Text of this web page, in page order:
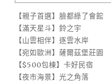
【親子首選】臉都綠了會館
【滿天星斗】鈴之宇
【山雲相伴】逐雲水岸
【宛如歐洲】薩爾茲堡莊園
【$500包棟】卡好民宿
【夜市海景】光之角落